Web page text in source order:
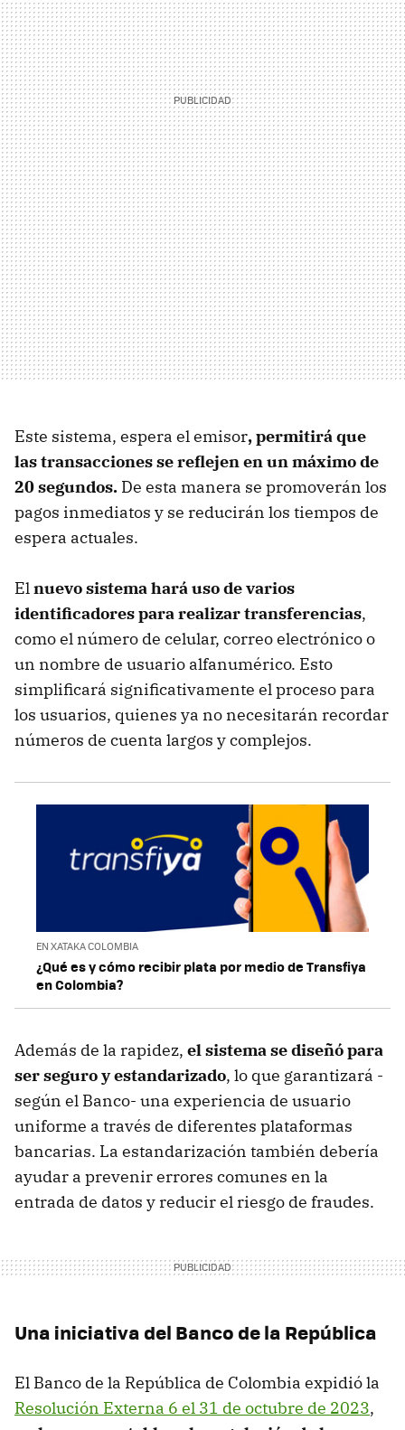
Este sistema, espera el emisor, permitirá que
las transacciones se reflejen en un máximo de
20 segundos. De esta manera se promoverán los
pagos inmediatos y se reducirán los tiempos de
espera actuales.
Elnuevo sistema hará uso de varios
identificadores para realizar transferencias,
como el número de celular, correo electrónico o
un nombre de usuario alfanumérico. Esto
simplificará significativamente el proceso para
los usuarios, quienes ya no necesitarán recordar
números de cuenta largos y complejos.
EN XATAKA COLOMBIA
¿Qué es y cómo recibir plata por medio de Transfiya
en Colombia?
Además de la rapidez, el sistema se diseñó para
ser seguro y estandarizado, lo que garantizará -
según el Banco- una experiencia de usuario
uniforme a través de diferentes plataformas
bancarias. La estandarización también debería
ayudar a prevenir errores comunes en la
entrada de datos y reducir el riesgo de fraudes.
Una iniciativa del Banco de la República
El Banco de la República de Colombia expidió la
Resolución Externa 6 el 31 de octubre de 2023,